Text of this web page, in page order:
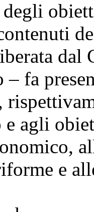
– fa
e agli
e